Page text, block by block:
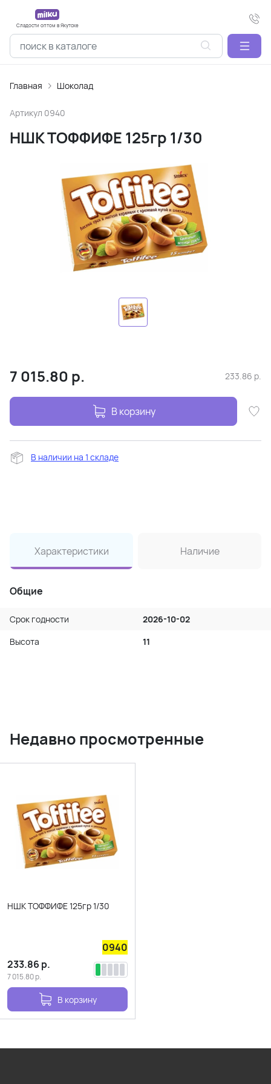
Сладости оптом в Якутске
Главная Шоколад
Артикул 0940
НШК ТОФФИФЕ 125гр 1/30
7 015.80 р. 233.86 р.
В корзину
В наличии на 1 складе
Характеристики Наличие
Общие
Срок годности
2026-10-02
Высота
11
Недавно просмотренные
НШК ТОФФИФЕ 125гр 1/30
0940
233.86 р.
7 015.80р.
В корзину